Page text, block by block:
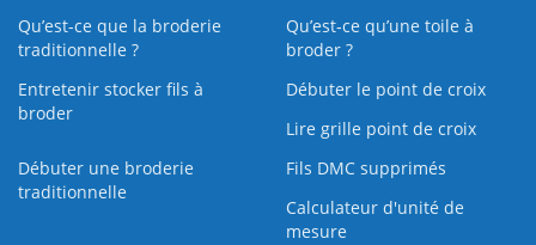
Qu’est-ce que la broderie
traditionnelle ?
Qu’est‑ce qu’une toile à
broder ?
Entretenir stocker fils à
broder
Débuter le point de croix
Lire grille point de croix
Débuter une broderie
traditionnelle
Fils DMC supprimés
Calculateur d'unité de
mesure